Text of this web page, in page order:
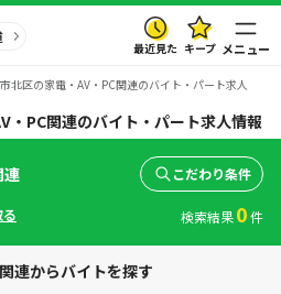
最近見た キープ メニュー
北区の家電・AV・PC関連のバイト・パート求人
・PC関連のバイト・パート求人情報
連 こだわり条件
検索結果0件
連からバイトを探す